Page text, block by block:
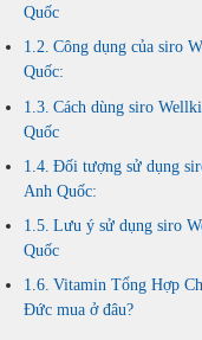
Quốc
Công dụng của siro
Quốc:
Cách dùng siro
Quốc
Đối tượng sử dụng
Anh Quốc:
Lưu ý sử dụng siro
Quốc
Vitamin Tổng Hợp
Đức mua ở đâu?